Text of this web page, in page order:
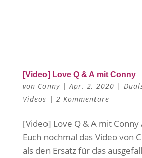
[Video] Love Q & A mit Conny
von Conny|Apr. 2, 2020 |
Videos | 2 Kommentare
[Video] Love Q & A mit
Euch nochmal das Video von
als den Ersatz für das